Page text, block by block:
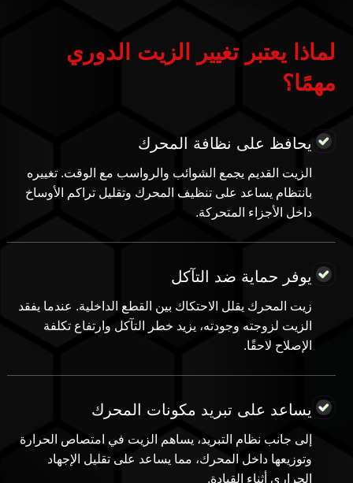
لماذا يعتبر تغيير الزيت الدوري
مهمًا؟
يحافظ على نظافة المحرك
الزيت القديم يجمع الشوائب والرواسب مع الوقت. تغييره
بانتظام يساعد على تنظيف المحرك وتقليل تراكم الأوساخ
داخل الأجزاء المتحركة.
يوفر حماية ضد التآكل
زيت المحرك يقلل الاحتكاك بين القطع الداخلية. عندما يفقد
الزيت لزوجته وجودته، يزيد خطر التآكل وارتفاع تكلفة
الإصلاح لاحقًا.
يساعد على تبريد مكونات المحرك
إلى جانب نظام التبريد، يساهم الزيت في امتصاص الحرارة
وتوزيعها داخل المحرك، مما يساعد على تقليل الإجهاد
الحراري أثناء القيادة.